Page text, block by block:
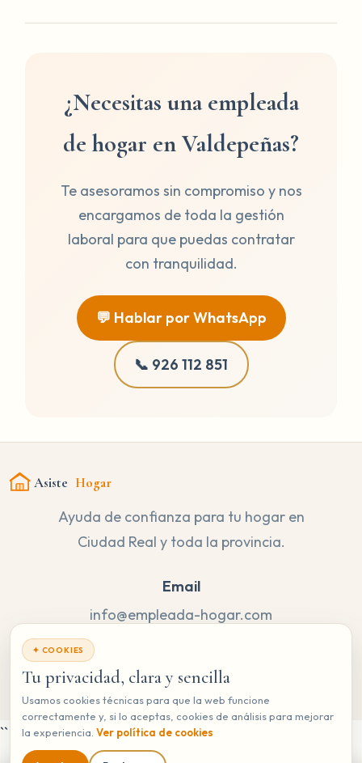
¿Necesitas una empleada
de hogar en Valdepeñas?
Te asesoramos sin compromiso y nos
encargamos de toda la gestión
laboral para que puedas contratar
con tranquilidad.
💬 Hablar por WhatsApp
📞 926 112 851
Asiste Hogar
Ayuda de confianza para tu hogar en
Ciudad Real y toda la provincia.
Email
info@empleada-hogar.com
926 112 851
685 153 360
✦ COOKIES
Tu privacidad, clara y sencilla
Usamos cookies técnicas para que la web funcione
correctamente y, si lo aceptas, cookies de análisis para mejorar
la experiencia. Ver política de cookies
``